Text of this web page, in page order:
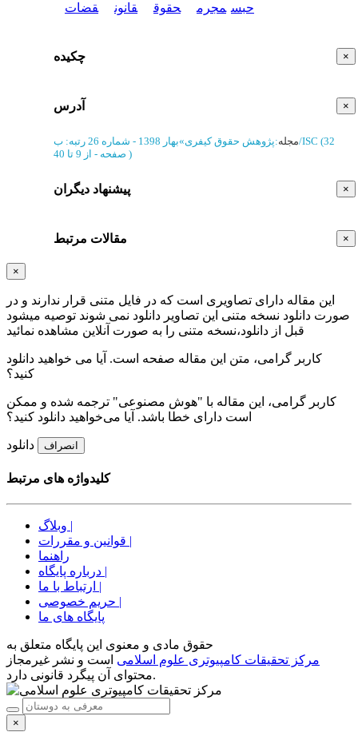
حبس مجرم حقوق قانون قضات
× چکیده
× آدرس
مجله:پژوهش حقوق کیفری»بهار 1398 - شماره 26 رتبه: ب/ISC (‎32
صفحه - )
× پیشنهاد دیگران
× مقالات مرتبط
×
این مقاله دارای تصاویری است که در فایل متنی قرار ندارند و در
صورت دانلود نسخه متنی این تصاویر دانلود نمی شوند توصیه میشود
قبل از دانلود،نسخه متنی را به صورت آنلاین مشاهده نمائید
کاربر گرامی، متن این مقاله صفحه است. آیا می خواهید دانلود
کنید؟
کاربر گرامی، این مقاله با "هوش مصنوعی" ترجمه شده و ممکن
است دارای خطا باشد. آیا می‌خواهید دانلود کنید؟
دانلود انصراف
کلیدواژه های مرتبط
وبلاگ |
قوانین و مقررات |
راهنما
درباره پایگاه |
ارتباط با ما |
حریم خصوصی |
پایگاه های ما
حقوق مادی و معنوی اين پايگاه متعلق به
مرکز تحقیقات کامپیوتری علوم اسلامی است و نشر غیرمجاز
محتوای آن پیگرد قانونی دارد.
×